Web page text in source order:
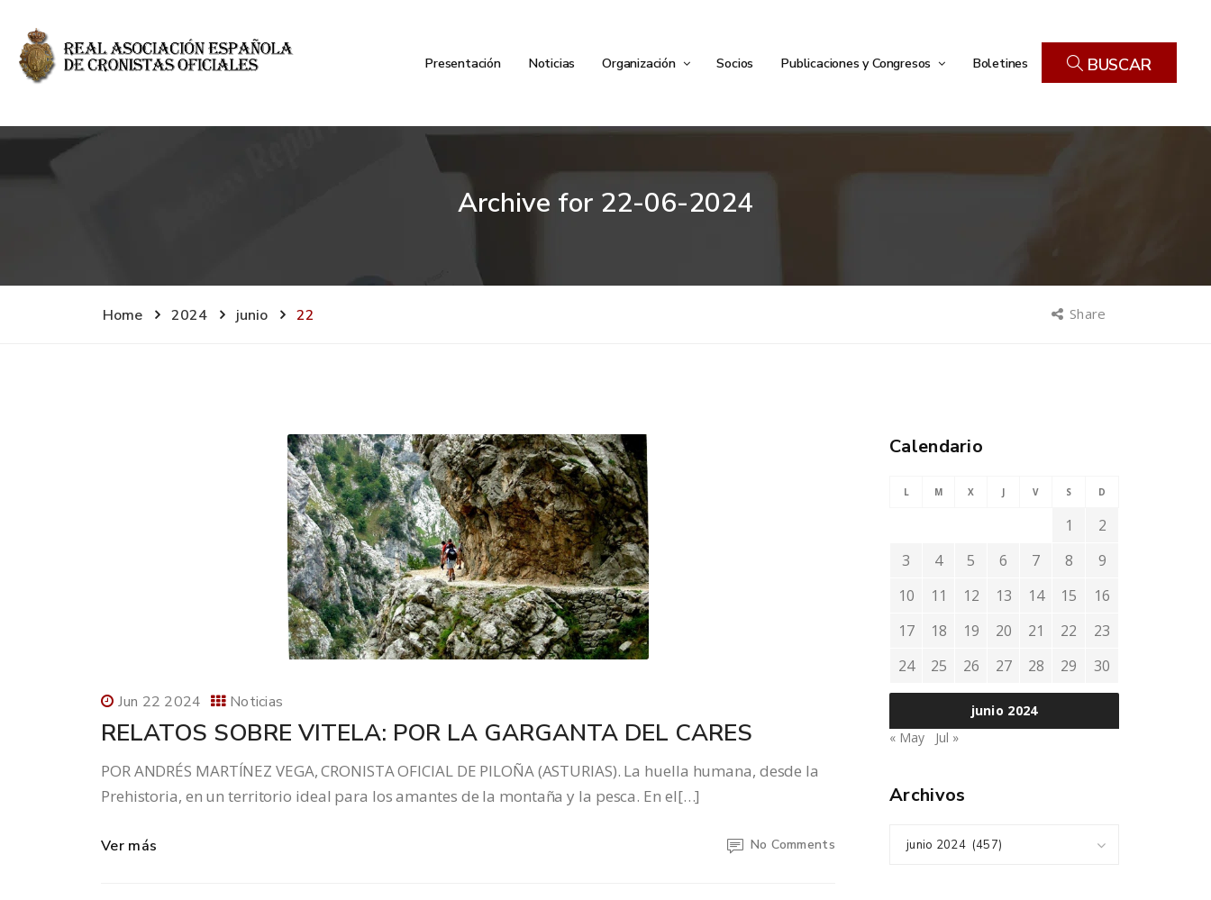
Presentación Noticias Organización Socios Publicaciones y Congresos Boletines BUSCAR
Archive for 22-06-2024
Home 2024 junio 22 Share
Jun 22 2024 Noticias
RELATOS SOBRE VITELA: POR LA GARGANTA DEL CARES
POR ANDRÉS MARTÍNEZ VEGA, CRONISTA OFICIAL DE PILOÑA (ASTURIAS). La huella humana, desde la
Prehistoria, en un territorio ideal para los amantes de la montaña y la pesca. En el[…]
Ver más No Comments
Calendario
junio 2024
L M X J V S D
1
2
3
4 5 6 7 8
9
10
11 12 13 14 15
16
17
18 19 20 21 22
23
24
25 26 27 28 29 30
« May Jul »
Archivos
junio 2024 (457)